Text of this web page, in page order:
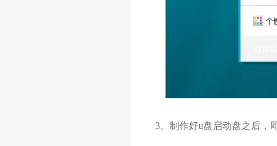
3、制作好u盘启动盘之后，